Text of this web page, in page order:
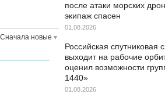
Сначала новые
после атаки морских
экипаж спасен
01.08.2026
Российская спутниковая
выходит на рабочие
оценил возможности
1440»
01.08.2026